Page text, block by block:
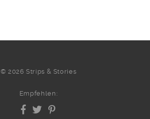
© 2026 Strips & Stories
Empfehlen: